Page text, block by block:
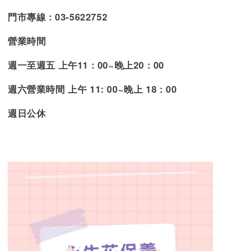
門市專線 : 03-5622752
營業時間
週一至週五 上午11 : 00~晚上20 : 00
週六營業時間 上午 11: 00~晚上 18 : 00
週日公休